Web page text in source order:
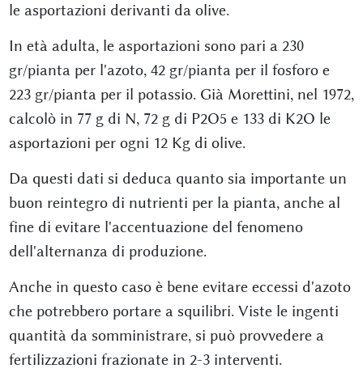
le asportazioni derivanti da olive.
In età adulta, le asportazioni sono pari a 230
gr/pianta per l'azoto, 42 gr/pianta per il fosforo e
223 gr/pianta per il potassio. Già Morettini, nel 1972,
calcolò in 77 g di N, 72 g di P2O5 e 133 di K2O le
asportazioni per ogni 12 Kg di olive.
Da questi dati si deduca quanto sia importante un
buon reintegro di nutrienti per la pianta, anche al
fine di evitare l'accentuazione del fenomeno
dell'alternanza di produzione.
Anche in questo caso è bene evitare eccessi d'azoto
che potrebbero portare a squilibri. Viste le ingenti
quantità da somministrare, si può provvedere a
fertilizzazioni frazionate in 2-3 interventi.